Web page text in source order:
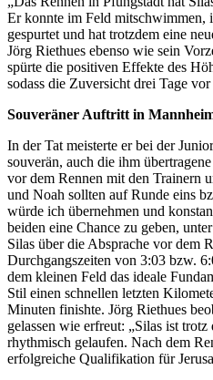
Er konnte im Feld mitschwimmen,
gespurtet und hat trotzdem eine
Jörg Riethues ebenso wie sein
spürte die positiven Effekte des
sodass die Zuversicht drei Tage
Souveräner Auftritt in
In der Tat meisterte er bei der
souverän, auch die ihm
vor dem Rennen mit den Trainern
und Noah sollten auf Runde eins
würde ich übernehmen und
beiden eine Chance zu geben,
Silas über die Absprache vor dem
Durchgangszeiten von 3:03 bzw.
dem kleinen Feld das ideale
Stil einen schnellen letzten
Minuten finishte. Jörg Riethues
gelassen wie erfreut: „Silas ist
rhythmisch gelaufen. Nach dem
erfolgreiche Qualifikation für